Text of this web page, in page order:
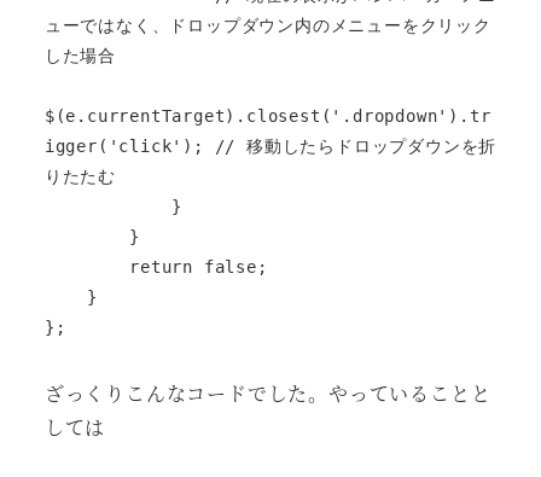
ューではなく、ドロップダウン内のメニューをクリック
した場合
$(e.currentTarget).closest('.dropdown').tr
igger('click'); // 移動したらドロップダウンを折
りたたむ
};
ざっくりこんなコードでした。やっていることと
しては